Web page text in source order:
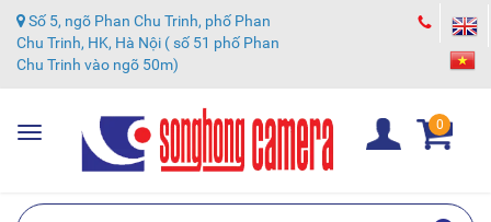
Số 5, ngõ Phan Chu Trinh, phố Phan
Chu Trinh, HK, Hà Nội ( số 51 phố Phan
Chu Trinh vào ngõ 50m)
Toggle
navigation
0